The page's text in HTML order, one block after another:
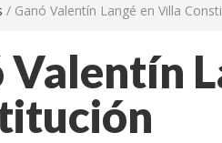
/ Ganó Valentín Langé en Villa
Valentín